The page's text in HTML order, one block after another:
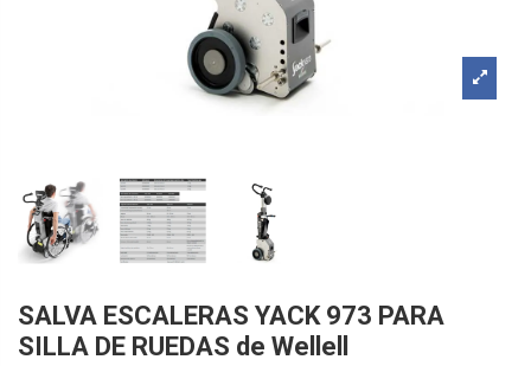
SALVA ESCALERAS YACK 973 PARA
SILLA DE RUEDAS de Wellell